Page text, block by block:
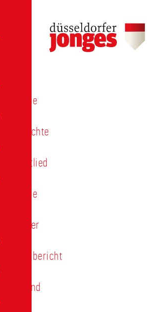
Termine
Geschichte
Heimatlied
Freunde
Förderer
Jahresbericht
Vorstand